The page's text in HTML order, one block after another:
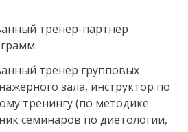
тренер-партнер
тренер групповых
зала, инструктор по
тренингу (по методике
семинаров по диетологии,